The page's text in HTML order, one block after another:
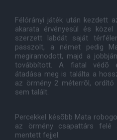
Félórányi játék után kezdett
akarata érvényesül és
szerzett labdát saját
passzolt, a német pedig
megiramodott, majd a
továbbított. A fiatal védõ
átadása meg is találta a
az örmény 2 méterrõl,
sem talált.
Percekkel késõbb Mata
az örmény csapattárs felé
mentett fejjel.